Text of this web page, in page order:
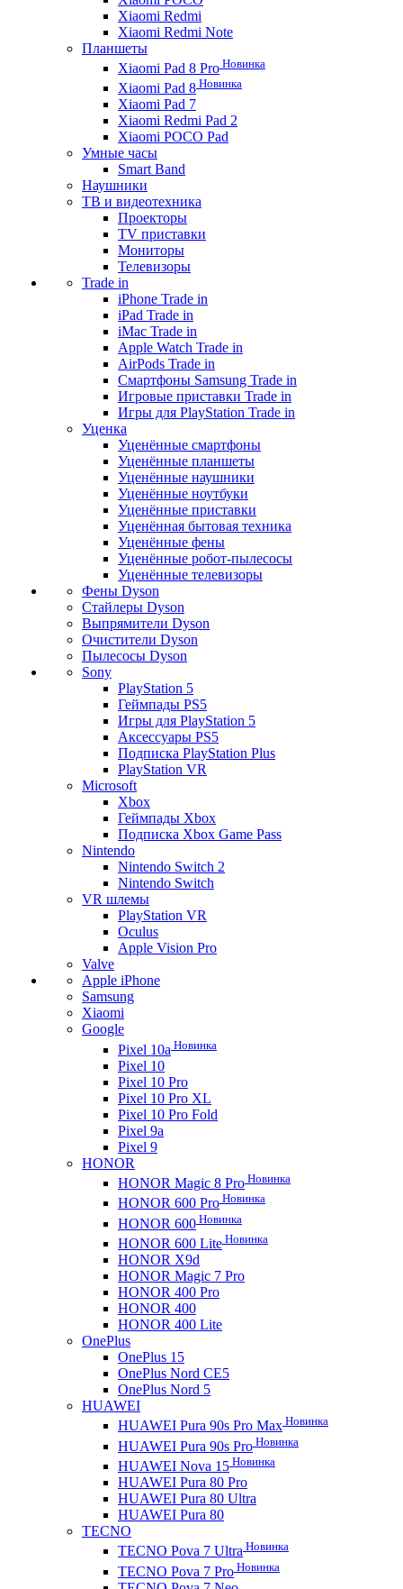
Xiaomi Redmi
Xiaomi Redmi Note
Планшеты
Xiaomi Pad 8 Pro Новинка
Xiaomi Pad 8 Новинка
Xiaomi Pad 7
Xiaomi Redmi Pad 2
Xiaomi POCO Pad
Умные часы
Smart Band
Наушники
ТВ и видеотехника
Проекторы
TV приставки
Мониторы
Телевизоры
Trade in
iPhone Trade in
iPad Trade in
iMac Trade in
Apple Watch Trade in
AirPods Trade in
Смартфоны Samsung Trade in
Игровые приставки Trade in
Игры для PlayStation Trade in
Уценка
Уценённые смартфоны
Уценённые планшеты
Уценённые наушники
Уценённые ноутбуки
Уценённые приставки
Уценённая бытовая техника
Уценённые фены
Уценённые робот-пылесосы
Уценённые телевизоры
Фены Dyson
Стайлеры Dyson
Выпрямители Dyson
Очистители Dyson
Пылесосы Dyson
Sony
PlayStation 5
Геймпады PS5
Игры для PlayStation 5
Аксессуары PS5
Подписка PlayStation Plus
PlayStation VR
Microsoft
Xbox
Геймпады Xbox
Подписка Xbox Game Pass
Nintendo
Nintendo Switch 2
Nintendo Switch
VR шлемы
PlayStation VR
Oculus
Apple Vision Pro
Valve
Apple iPhone
Samsung
Xiaomi
Google
Pixel 10a Новинка
Pixel 10
Pixel 10 Pro
Pixel 10 Pro XL
Pixel 10 Pro Fold
Pixel 9a
Pixel 9
HONOR
HONOR Magic 8 Pro Новинка
HONOR 600 Pro Новинка
HONOR 600 Новинка
HONOR 600 Lite Новинка
HONOR X9d
HONOR Magic 7 Pro
HONOR 400 Pro
HONOR 400
HONOR 400 Lite
OnePlus
OnePlus 15
OnePlus Nord CE5
OnePlus Nord 5
HUAWEI
HUAWEI Pura 90s Pro Max Новинка
HUAWEI Pura 90s Pro Новинка
HUAWEI Nova 15 Новинка
HUAWEI Pura 80 Pro
HUAWEI Pura 80 Ultra
HUAWEI Pura 80
TECNO
TECNO Pova 7 Ultra Новинка
TECNO Pova 7 Pro Новинка